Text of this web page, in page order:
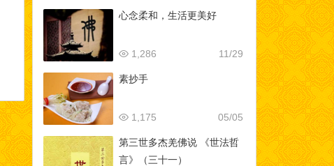
心念柔和，生活更美好
11/29
1,286
素抄手
05/05
1,175
第三世多杰羌佛说 《世法哲
言》（三十一）